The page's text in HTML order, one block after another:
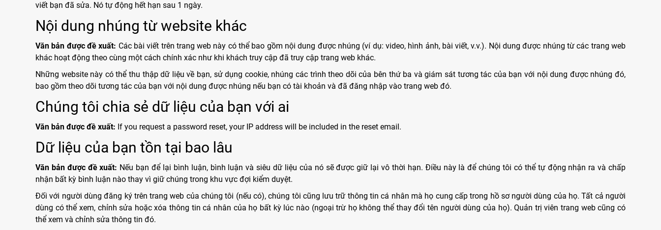
viết bạn đã sửa. Nó tự động hết hạn sau 1 ngày.
Nội dung nhúng từ website khác
Văn bản được đề xuất: Các bài viết trên trang web này có thể bao gồm nội dung được nhúng (ví dụ: video, hình ảnh, bài viết, v.v.). Nội dung được nhúng từ các trang web
khác hoạt động theo cùng một cách chính xác như khi khách truy cập đã truy cập trang web khác.
Những website này có thể thu thập dữ liệu về bạn, sử dụng cookie, nhúng các trình theo dõi của bên thứ ba và giám sát tương tác của bạn với nội dung được nhúng đó,
bao gồm theo dõi tương tác của bạn với nội dung được nhúng nếu bạn có tài khoản và đã đăng nhập vào trang web đó.
Chúng tôi chia sẻ dữ liệu của bạn với ai
Văn bản được đề xuất: If you request a password reset, your IP address will be included in the reset email.
Dữ liệu của bạn tồn tại bao lâu
Văn bản được đề xuất: Nếu bạn để lại bình luận, bình luận và siêu dữ liệu của nó sẽ được giữ lại vô thời hạn. Điều này là để chúng tôi có thể tự động nhận ra và chấp
nhận bất kỳ bình luận nào thay vì giữ chúng trong khu vực đợi kiểm duyệt.
Đối với người dùng đăng ký trên trang web của chúng tôi (nếu có), chúng tôi cũng lưu trữ thông tin cá nhân mà họ cung cấp trong hồ sơ người dùng của họ. Tất cả người
dùng có thể xem, chỉnh sửa hoặc xóa thông tin cá nhân của họ bất kỳ lúc nào (ngoại trừ họ không thể thay đổi tên người dùng của họ). Quản trị viên trang web cũng có
thể xem và chỉnh sửa thông tin đó.